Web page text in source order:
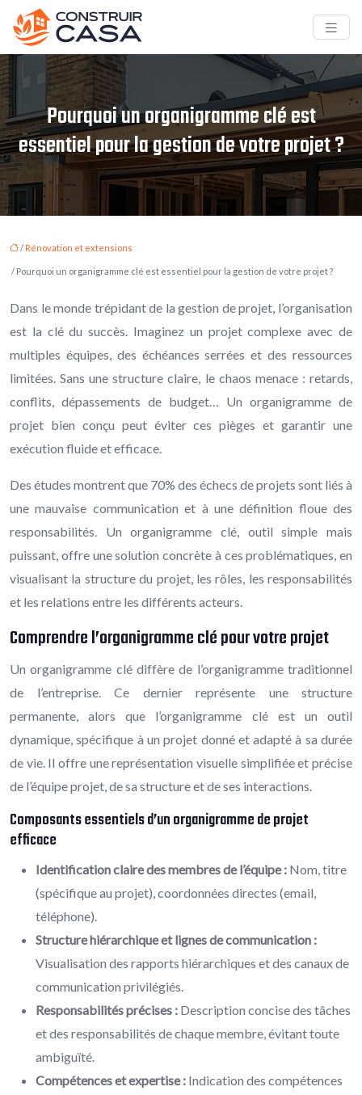
Pourquoi un organigramme clé est
essentiel pour la gestion de votre projet ?
/ Rénovation et extensions
/ Pourquoi un organigramme clé est essentiel pour la gestion de votre projet ?
Dans le monde trépidant de la gestion de projet, l’organisation
est la clé du succès. Imaginez un projet complexe avec de
multiples équipes, des échéances serrées et des ressources
limitées. Sans une structure claire, le chaos menace : retards,
conflits, dépassements de budget… Un organigramme de
projet bien conçu peut éviter ces pièges et garantir une
exécution fluide et efficace.
Des études montrent que 70% des échecs de projets sont liés à
une mauvaise communication et à une définition floue des
responsabilités. Un organigramme clé, outil simple mais
puissant, offre une solution concrète à ces problématiques, en
visualisant la structure du projet, les rôles, les responsabilités
et les relations entre les différents acteurs.
Comprendre l’organigramme clé pour votre projet
Un organigramme clé diffère de l’organigramme traditionnel
de l’entreprise. Ce dernier représente une structure
permanente, alors que l’organigramme clé est un outil
dynamique, spécifique à un projet donné et adapté à sa durée
de vie. Il offre une représentation visuelle simplifiée et précise
de l’équipe projet, de sa structure et de ses interactions.
Composants essentiels d’un organigramme de projet
efficace
Identification claire des membres de l’équipe : Nom, titre
(spécifique au projet), coordonnées directes (email,
téléphone).
Structure hiérarchique et lignes de communication :
Visualisation des rapports hiérarchiques et des canaux de
communication privilégiés.
Responsabilités précises : Description concise des tâches
et des responsabilités de chaque membre, évitant toute
ambiguïté.
Compétences et expertise : Indication des compétences